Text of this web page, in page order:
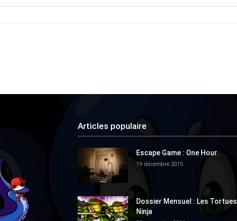
Articles populaire
Escape Game : One Hour.
19 décembre 2015
Dossier Mensuel : Les Tortues
Ninja